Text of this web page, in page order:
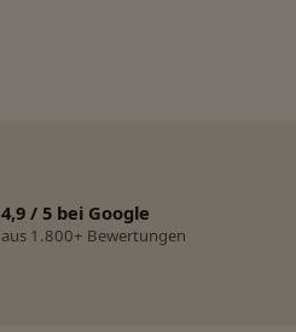
4,9 / 5 bei Google
aus 1.800+ Bewertungen